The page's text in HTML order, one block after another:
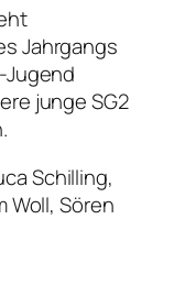
Jahrgangs
Jugend
junge SG2
Schilling,
Woll, Sören